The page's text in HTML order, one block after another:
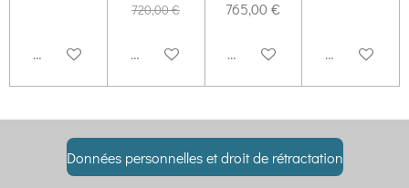
Ajouter au panier
720,00 €
M'avertir si disponible
765,00 €
M'avertir si disponible
Ajouter au
Données personnelles et droit de rétractation